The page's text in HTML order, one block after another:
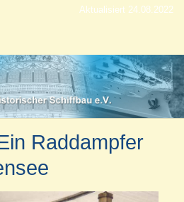
Aktualisiert 24.08.2022
Raddampfer